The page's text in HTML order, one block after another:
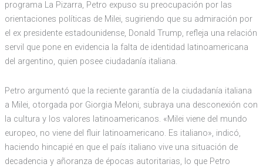
programa La Pizarra, Petro expuso su preocupación por las
orientaciones políticas de Milei, sugiriendo que su admiración por
el ex presidente estadounidense, Donald Trump, refleja una relación
servil que pone en evidencia la falta de identidad latinoamericana
del argentino, quien posee ciudadanía italiana.
Petro argumentó que la reciente garantía de la ciudadanía italiana
a Milei, otorgada por Giorgia Meloni, subraya una desconexión con
la cultura y los valores latinoamericanos. «Milei viene del mundo
europeo, no viene del fluir latinoamericano. Es italiano», indicó,
haciendo hincapié en que el país italiano vive una situación de
decadencia y añoranza de épocas autoritarias, lo que Petro